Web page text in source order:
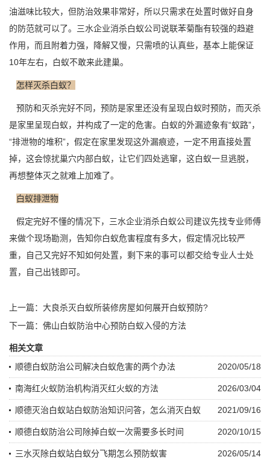
油滋味比较大，但防治效果非常好，所以只需求在处置时做好自身
的防范就可以了。三水企业消杀白蚁公司说联苯菊酯有较强的趋避
作用 ，而且附着力强，降解又慢，只需喷的认真些，基本上能保证
10年左右，白蚁不敢来此建巢。
怎样灭杀白蚁？
预防和灭杀完好不同，预防是家里还没有呈现白蚁时预防，而灭杀
是家里呈现白蚁，并构成了一定的危害。白蚁的外漏迹象有“蚁路”，
“排泄物的堆积”，假定在家里发现这外漏痕迹，一定不用直接处置
掉，这会惊扰巢穴内部白蚁，让它们四处逃窜，这白蚁一旦逃脱，
再想整体灭之就难上加难了。
白蚁排泄物
假定完好不懂的情况下，三水企业消杀白蚁公司建议先找专业师傅
来做个现场勘测，告知你白蚁危害程度有多大，假定情况比较严
重，自己又完好不知如何处置，剩下来的事可以都交给专业人士处
置，自己出钱即可。
上一篇： 大良杀灭白蚁所装修房屋如何展开白蚁预防?
下一篇： 佛山白蚁防治中心预防白蚁入侵的方法
相关文章
2020/05/18
顺德白蚁防治公司解决白蚁危害的两个办法
2026/03/04
南海红火蚁防治机构消灭红火蚁的方法
2021/09/16
顺德灭治白蚁站白蚁防治知识问答，怎么消灭白蚁
2020/10/15
顺德白蚁防治公司除掉白蚁一次需要多长时间
2026/05/14
三水灭除白蚁站白蚁分飞期怎么预防蚁害